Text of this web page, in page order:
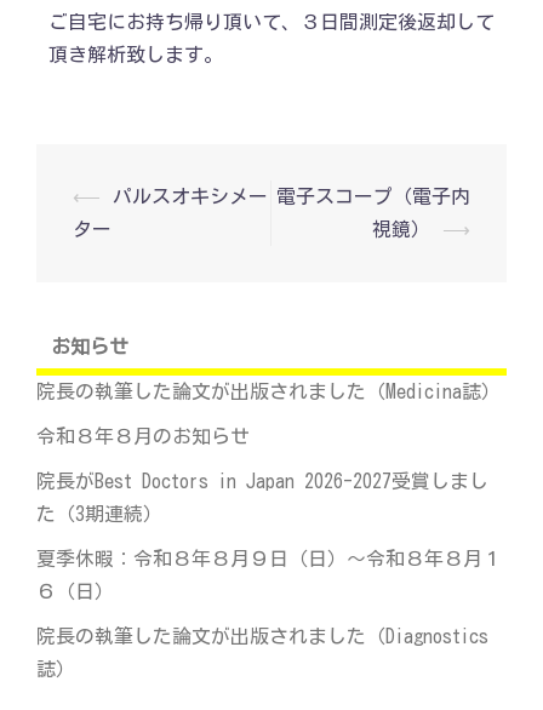
ご自宅にお持ち帰り頂いて、３日間測定後返却して
頂き解析致します。
投
ナ
ョ
ン
⟵
パルスオキシメー
ター
電子スコープ（電子内
視鏡）
⟶
お知らせ
院長の執筆した論文が出版されました（Medicina誌）
令和８年８月のお知らせ
院長がBest Doctors in Japan 2026-2027受賞しまし
た（3期連続）
夏季休暇：令和８年８月９日（日）～令和８年８月１
６（日）
院長の執筆した論文が出版されました（Diagnostics
誌）